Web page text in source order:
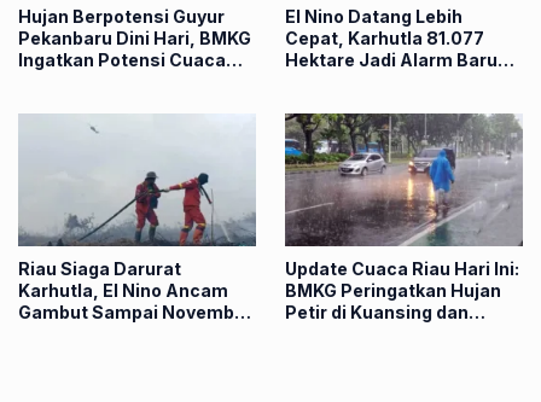
Hujan Berpotensi Guyur
Pekanbaru Dini Hari, BMKG
Ingatkan Potensi Cuaca
El Nino Datang Lebih
Cepat, Karhutla 81.077
Hektare Jadi Alarm Baru
Riau Siaga Darurat
Karhutla, El Nino Ancam
Gambut Sampai November
Update Cuaca Riau Hari Ini:
BMKG Peringatkan Hujan
Petir di Kuansing dan